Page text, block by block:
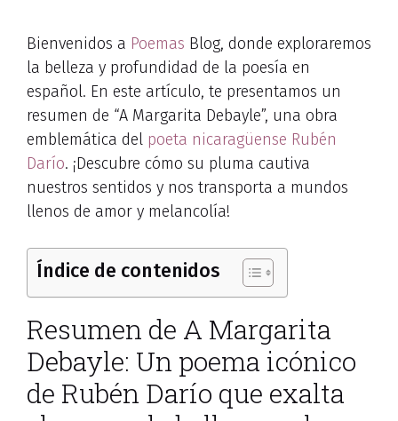
Bienvenidos a Poemas Blog, donde exploraremos
la belleza y profundidad de la poesía en
español. En este artículo, te presentamos un
resumen de “A Margarita Debayle”, una obra
emblemática del poeta nicaragüense Rubén
Darío. ¡Descubre cómo su pluma cautiva
nuestros sentidos y nos transporta a mundos
llenos de amor y melancolía!
Índice de contenidos
Resumen de A Margarita
Debayle: Un poema icónico
de Rubén Darío que exalta